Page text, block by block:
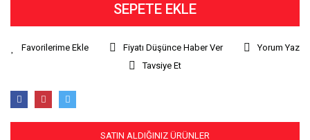
SEPETE EKLE
Fiyatı Düşünce Haber Ver
Yorum Yaz
Tavsiye Et
SATIN ALDIĞINIZ ÜRÜNLER